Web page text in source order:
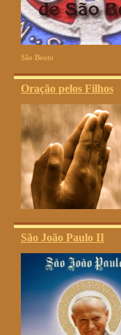
São Bento
Oração pelos Filhos
São João Paulo II